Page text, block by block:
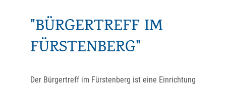
"BÜRGERTREFF IM
FÜRSTENBERG"
Der Bürgertreff im Fürstenberg ist eine Einrichtung